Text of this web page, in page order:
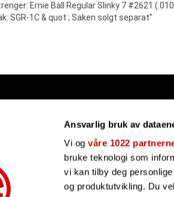
Ansvarlig bruk av
Vi ogvåre 1022
bruke teknologi som
vi kan tilby deg
og produktutvikling. Du
Ernie Ball Regular Slinky 7 #2621
SGR-1C & quot ; Saken solgt separat"